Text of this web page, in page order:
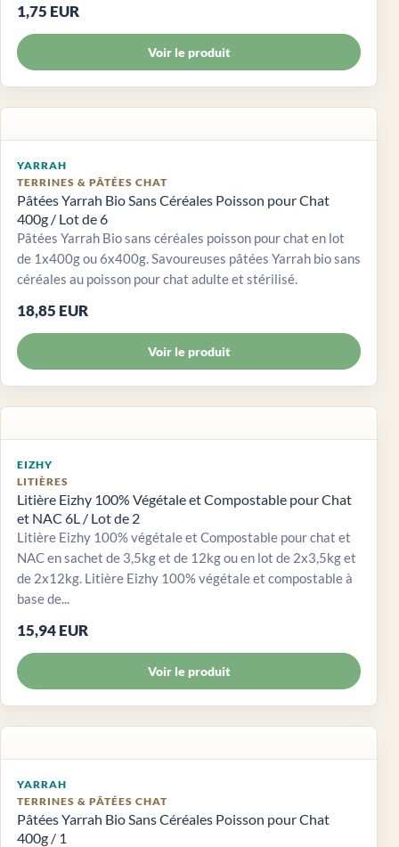
1,75 EUR
Voir le produit
YARRAH
TERRINES & PÂTÉES CHAT
Pâtées Yarrah Bio Sans Céréales Poisson pour Chat
400g / Lot de 6
Pâtées Yarrah Bio sans céréales poisson pour chat en lot
de 1x400g ou 6x400g. Savoureuses pâtées Yarrah bio sans
céréales au poisson pour chat adulte et stérilisé.
18,85 EUR
Voir le produit
EIZHY
LITIÈRES
Litière Eizhy 100% Végétale et Compostable pour Chat
et NAC 6L / Lot de 2
Litière Eizhy 100% végétale et Compostable pour chat et
NAC en sachet de 3,5kg et de 12kg ou en lot de 2x3,5kg et
de 2x12kg. Litière Eizhy 100% végétale et compostable à
base de...
15,94 EUR
Voir le produit
YARRAH
TERRINES & PÂTÉES CHAT
Pâtées Yarrah Bio Sans Céréales Poisson pour Chat
400g / 1